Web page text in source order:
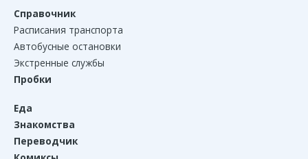
Справочник
Расписания транспорта
Автобусные остановки
Экстренные службы
Пробки
Еда
Знакомства
Переводчик